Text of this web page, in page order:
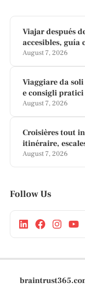
Viajar después
accesibles, guía
August 7, 2026
Viaggiare da
e consigli pratici
August 7, 2026
Croisières tout
itinéraire,
August 7, 2026
Follow Us